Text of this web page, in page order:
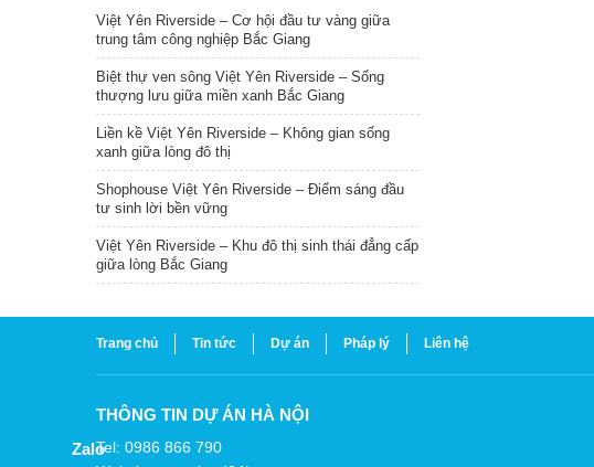
Việt Yên Riverside – Cơ hội đầu tư vàng giữa
trung tâm công nghiệp Bắc Giang
Biệt thự ven sông Việt Yên Riverside – Sống
thượng lưu giữa miền xanh Bắc Giang
Liền kề Việt Yên Riverside – Không gian sống
xanh giữa lòng đô thị
Shophouse Việt Yên Riverside – Điểm sáng đầu
tư sinh lời bền vững
Việt Yên Riverside – Khu đô thị sinh thái đẳng cấp
giữa lòng Bắc Giang
Trang chủ Tin tức Dự án Pháp lý Liên hệ
THÔNG TIN DỰ ÁN HÀ NỘI
Tel: 0986 866 790
Zalo